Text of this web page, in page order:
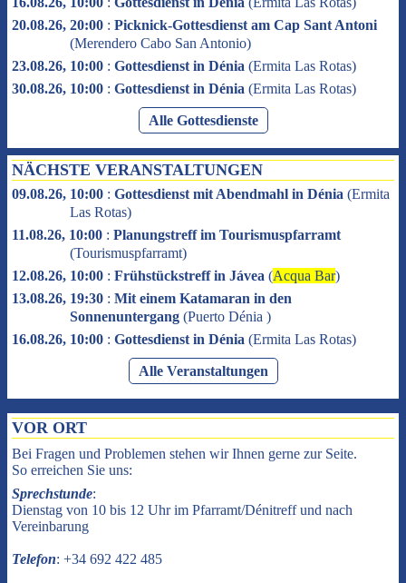
20.08.26, 20:00 : Picknick-Gottesdienst am Cap Sant Antoni
(Merendero Cabo San Antonio)
23.08.26, 10:00 : Gottesdienst in Dénia (Ermita Las Rotas)
30.08.26, 10:00 : Gottesdienst in Dénia (Ermita Las Rotas)
Alle Gottesdienste
NÄCHSTE VERANSTALTUNGEN
09.08.26, 10:00 : Gottesdienst mit Abendmahl in Dénia (Ermita
Las Rotas)
11.08.26, 10:00 : Planungstreff im Tourismuspfarramt
(Tourismuspfarramt)
12.08.26, 10:00 : Frühstückstreff in Jávea (Acqua Bar)
13.08.26, 19:30 : Mit einem Katamaran in den
Sonnenuntergang (Puerto Dénia )
16.08.26, 10:00 : Gottesdienst in Dénia (Ermita Las Rotas)
Alle Veranstaltungen
VOR ORT
Bei Fragen und Problemen stehen wir Ihnen gerne zur Seite.
So erreichen Sie uns:
Sprechstunde:
Dienstag von 10 bis 12 Uhr im Pfarramt/Dénitreff und nach
Vereinbarung
Telefon: +34 692 422 485